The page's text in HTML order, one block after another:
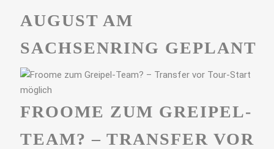
UGUST AM S
ACHSENRING GEPLANT
FROOME ZUM GREIPEL-
TEAM? – TRANSFER VOR